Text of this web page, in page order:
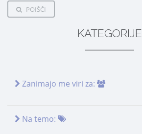
POIŠČI
KATEGORIJE
Zanimajo me viri za:
Na temo: